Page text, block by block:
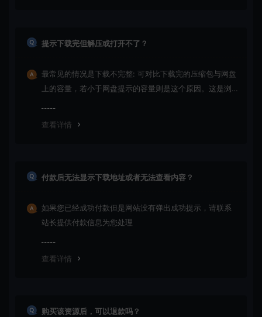
提示下载完但解压或打开不了？
最常见的情况是下载不完整: 可对比下载完的压缩包与网盘
上的容量，若小于网盘提示的容量则是这个原因。这是浏
查看详情
付款后无法显示下载地址或者无法查看内容？
如果您已经成功付款但是网站没有弹出成功提示，请联系
站长提供付款信息为您处理
查看详情
购买该资源后，可以退款吗？